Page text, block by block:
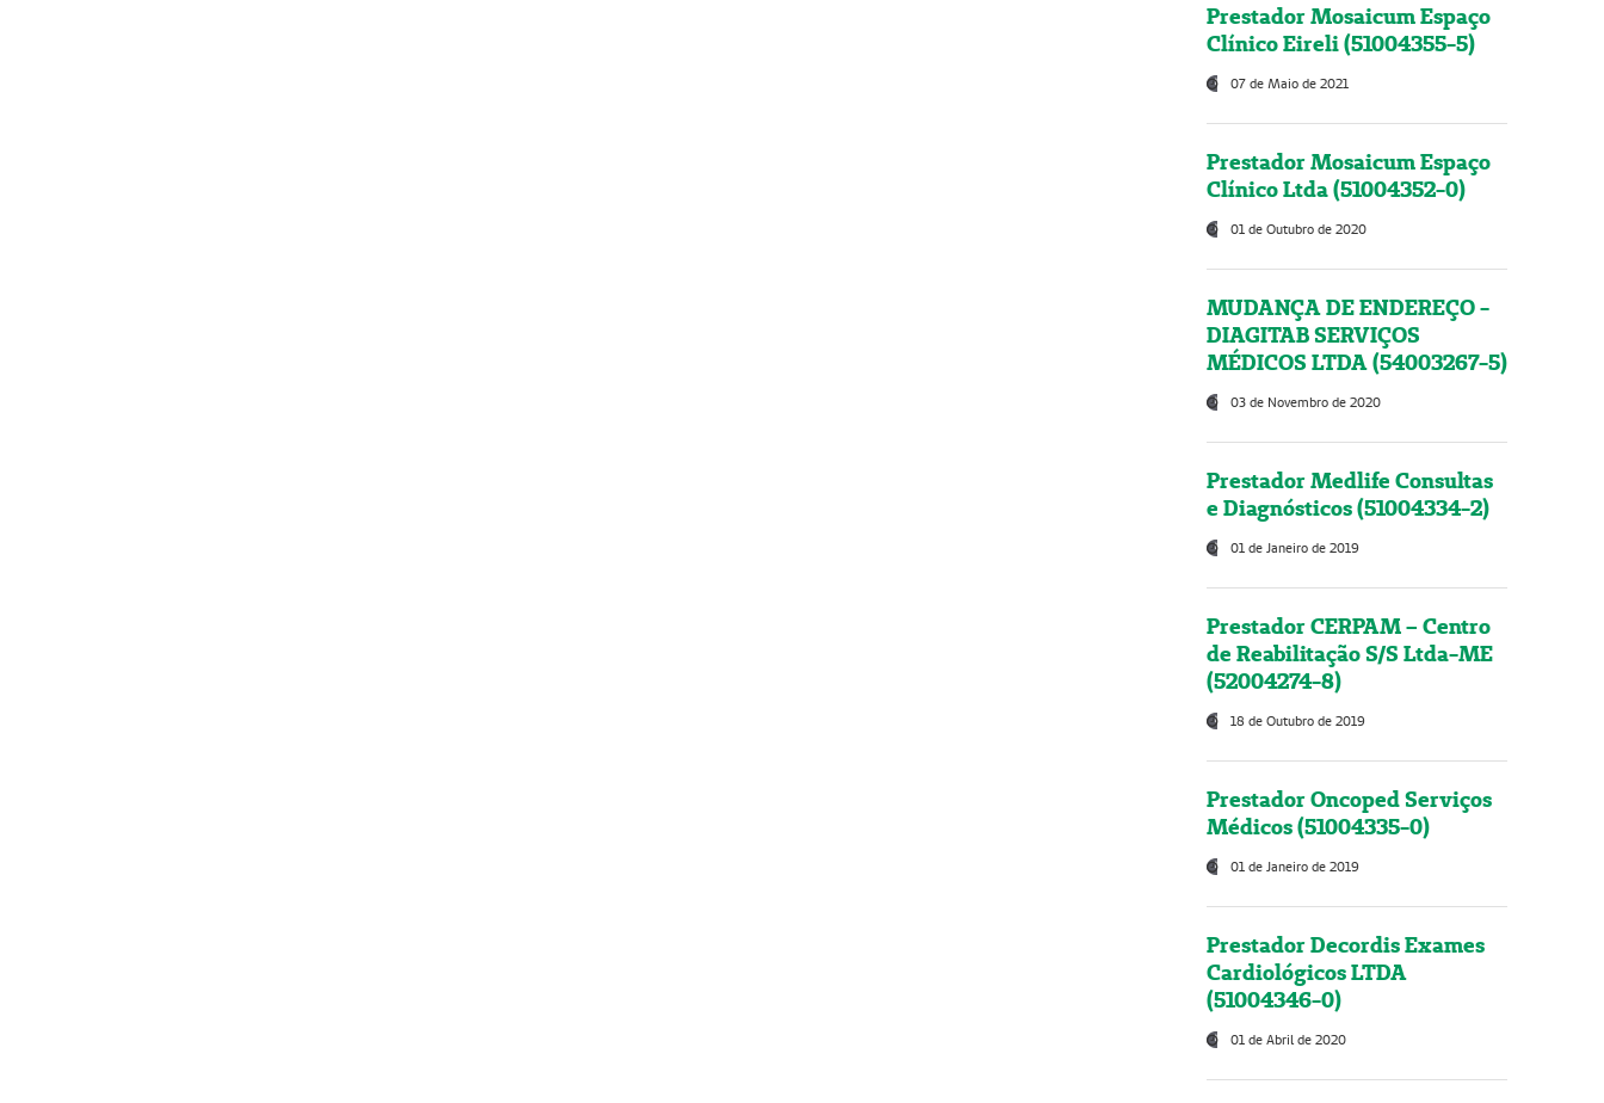
Prestador Mosaicum Espaço
Clínico Eireli (51004355-5)
07 de Maio de 2021
Prestador Mosaicum Espaço
Clínico Ltda (51004352-0)
01 de Outubro de 2020
MUDANÇA DE ENDEREÇO -
DIAGITAB SERVIÇOS
MÉDICOS LTDA (54003267-5)
03 de Novembro de 2020
Prestador Medlife Consultas
e Diagnósticos (51004334-2)
01 de Janeiro de 2019
Prestador CERPAM – Centro
de Reabilitação S/S Ltda-ME
(52004274-8)
18 de Outubro de 2019
Prestador Oncoped Serviços
Médicos (51004335-0)
01 de Janeiro de 2019
Prestador Decordis Exames
Cardiológicos LTDA
(51004346-0)
01 de Abril de 2020